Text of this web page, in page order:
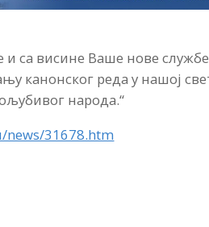
и са висине Ваше нове
канонског реда у нашој
народа.“
news/31678.htm